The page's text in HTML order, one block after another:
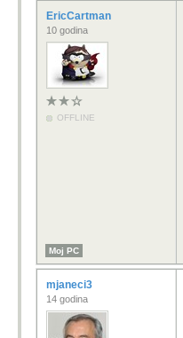
EricCartman
10 godina
OFFLINE
Moj PC
mjaneci3
14 godina